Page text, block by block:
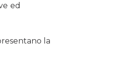
ed
la